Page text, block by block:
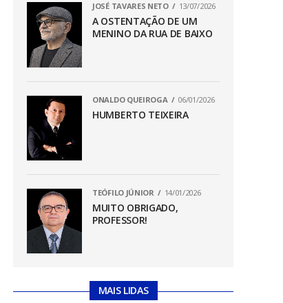
JOSÉ TAVARES NETO 13/07/2026
A OSTENTAÇÃO DE UM
MENINO DA RUA DE BAIXO
ONALDO QUEIROGA 06/01/2026
HUMBERTO TEIXEIRA
TEÓFILO JÚNIOR 14/01/2026
MUITO OBRIGADO,
PROFESSOR!
MAIS LIDAS